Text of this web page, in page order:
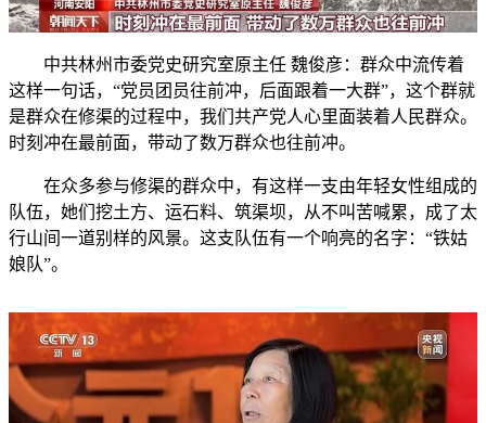
中共林州市委党史研究室原主任 魏俊彦：群众中流传着
这样一句话，“党员团员往前冲，后面跟着一大群”，这个群就
是群众在修渠的过程中，我们共产党人心里面装着人民群众。
时刻冲在最前面，带动了数万群众也往前冲。
在众多参与修渠的群众中，有这样一支由年轻女性组成的
队伍，她们挖土方、运石料、筑渠坝，从不叫苦喊累，成了太
行山间一道别样的风景。这支队伍有一个响亮的名字：“铁姑
娘队”。